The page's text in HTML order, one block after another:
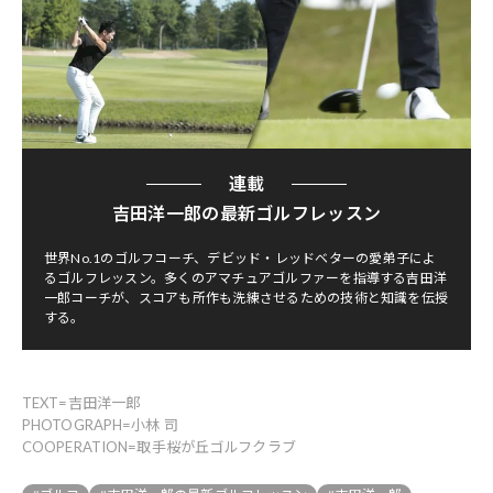
連載
吉田洋一郎の最新ゴルフレッスン
世界No.1のゴルフコーチ、デビッド・レッドベターの愛弟子によ
るゴルフレッスン。多くのアマチュアゴルファーを指導する吉田洋
一郎コーチが、スコアも所作も洗練させるための技術と知識を伝授
する。
TEXT=吉田洋一郎
PHOTOGRAPH=小林 司
COOPERATION=取手桜が丘ゴルフクラブ